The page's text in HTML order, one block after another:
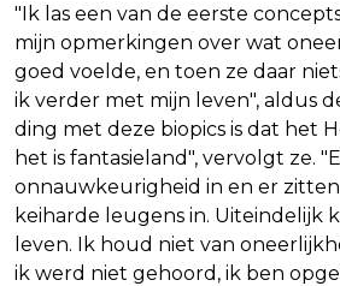
"Ik las een van de eerste
mijn opmerkingen over wat
goed voelde, en toen ze daar
ik verder met mijn leven", aldus
ding met deze biopics is dat het
het is fantasieland", vervolgt ze.
onnauwkeurigheid in en er
keiharde leugens in. Uiteindelijk
leven. Ik houd niet van
ik werd niet gehoord, ik ben